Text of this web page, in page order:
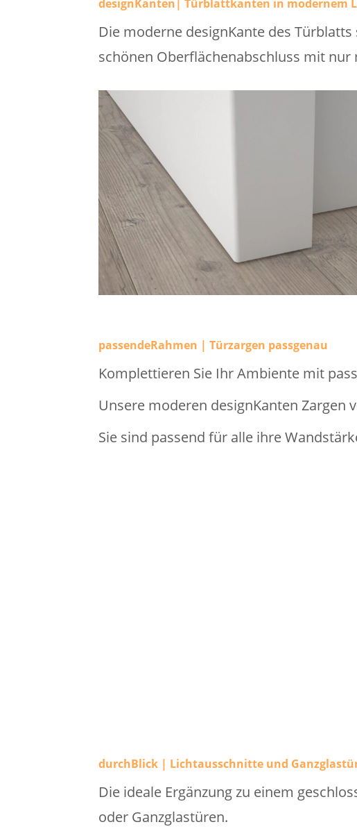
designKanten| Türblattkanten in modernem
Die moderne designKante des
schönen Oberflächenabschluss mit
passendeRahmen | Türzargen passgenau
Komplettieren Sie Ihr Ambiente mit
Unsere moderen designKanten Zargen
Sie sind passend für alle ihre
durchBlick | Lichtausschnitte und
Die ideale Ergänzung zu einem
oder Ganzglastüren.